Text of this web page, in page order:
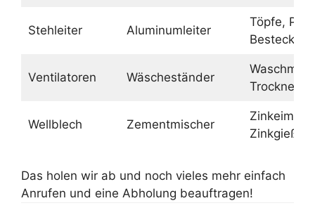
Stehleiter Aluminumleiter
Töpfe,
Besteck
Ventilatoren Wäscheständer
Trockner
Wellblech Zementmischer
Zinkeimer,
Das holen wir ab und noch vieles mehr einfach
Anrufen und eine Abholung beauftragen!